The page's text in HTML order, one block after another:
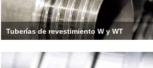
Tuberías de revestimiento W y WT
de carcasas que no sean de Boart Longyear
tope
Leer más >>